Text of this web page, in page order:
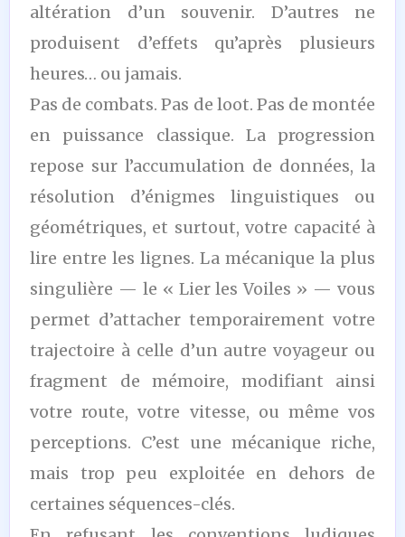
altération d’un souvenir. D’autres ne
produisent d’effets qu’après plusieurs
heures… ou jamais.
Pas de combats. Pas de loot. Pas de montée
en puissance classique. La progression
repose sur l’accumulation de données, la
résolution d’énigmes linguistiques ou
géométriques, et surtout, votre capacité à
lire entre les lignes. La mécanique la plus
singulière — le « Lier les Voiles » — vous
permet d’attacher temporairement votre
trajectoire à celle d’un autre voyageur ou
fragment de mémoire, modifiant ainsi
votre route, votre vitesse, ou même vos
perceptions. C’est une mécanique riche,
mais trop peu exploitée en dehors de
certaines séquences-clés.